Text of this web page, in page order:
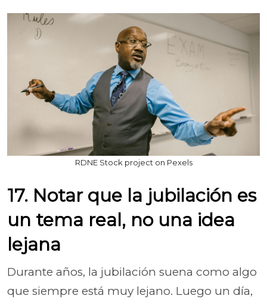
RDNE Stock project on Pexels
17. Notar que la jubilación es
un tema real, no una idea
lejana
Durante años, la jubilación suena como algo
que siempre está muy lejano. Luego un día,